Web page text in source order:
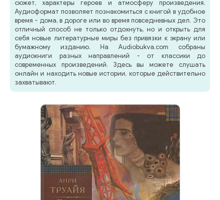
сюжет, характеры героев и атмосферу произведения.
Аудиоформат позволяет познакомиться с книгой в удобное
время - дома, в дороге или во время повседневных дел. Это
отличный способ не только отдохнуть, но и открыть для
себя новые литературные миры без привязки к экрану или
бумажному изданию. На Audiobukva.com собраны
аудиокниги разных направлений - от классики до
современных произведений. Здесь вы можете слушать
онлайн и находить новые истории, которые действительно
захватывают.